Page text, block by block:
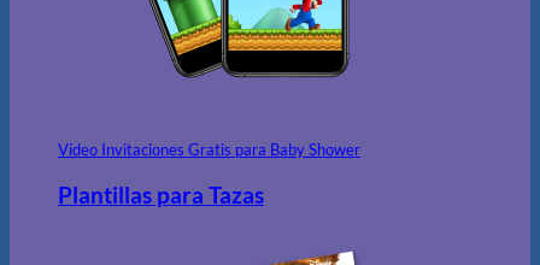
Video Invitaciones Gratis para Baby Shower
Plantillas para Tazas